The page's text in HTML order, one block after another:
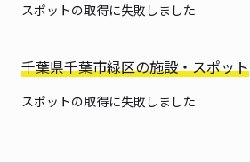
スポットの取得に失敗しました
千葉県千葉市緑区の施設・スポット
スポットの取得に失敗しました